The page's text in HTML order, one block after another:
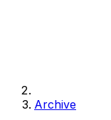
Archive